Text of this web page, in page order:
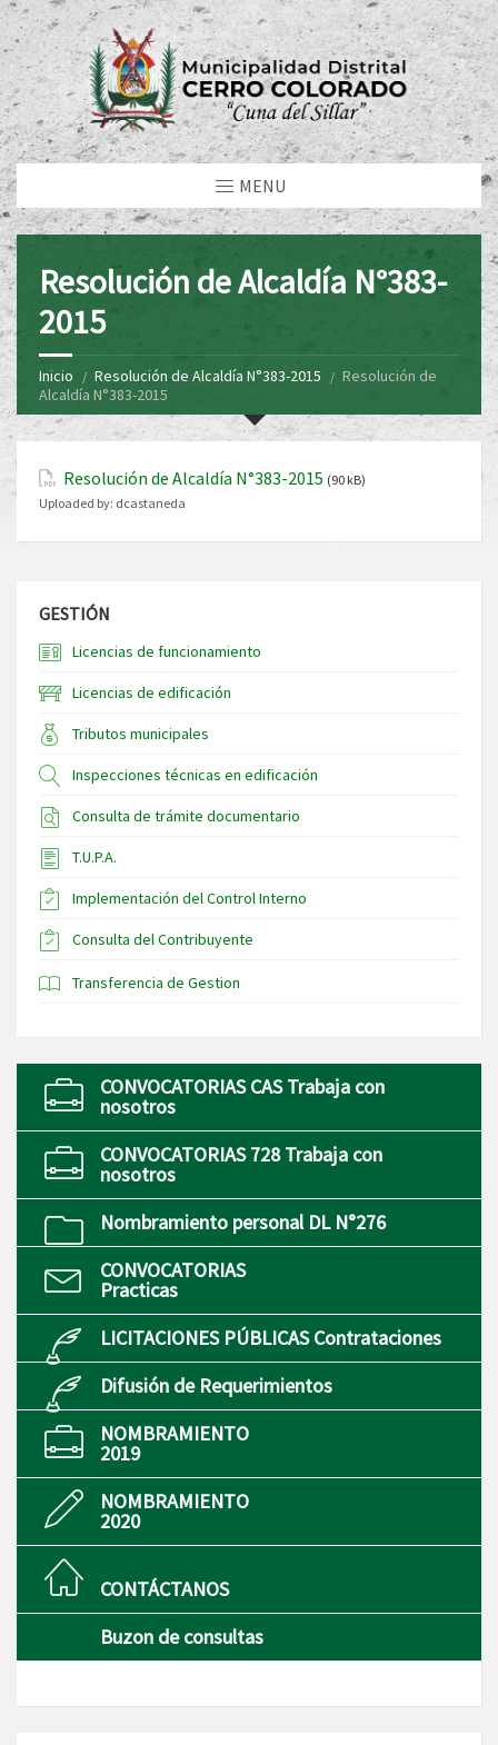
MENU
Resolución de Alcaldía N°383-
2015
Inicio Resolución de Alcaldía N°383-2015
Resolución de
Alcaldía N°383-2015
Resolución de Alcaldía N°383-2015 (90 kB)
Uploaded by: dcastaneda
GESTIÓN
Licencias de funcionamiento
Licencias de edificación
Tributos municipales
Inspecciones técnicas en edificación
Consulta de trámite documentario
T.U.P.A.
Implementación del Control Interno
Consulta del Contribuyente
Transferencia de Gestion
CONVOCATORIAS CAS Trabaja con
nosotros
CONVOCATORIAS 728 Trabaja con
nosotros
Nombramiento personal DL N°276
CONVOCATORIAS
Practicas
LICITACIONES PÚBLICAS Contrataciones
Difusión de Requerimientos
NOMBRAMIENTO
2019
NOMBRAMIENTO
2020
CONTÁCTANOS
Buzon de consultas